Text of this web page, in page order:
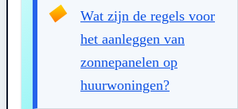
Wat zijn de regels voor
het aanleggen van
zonnepanelen op
huurwoningen?